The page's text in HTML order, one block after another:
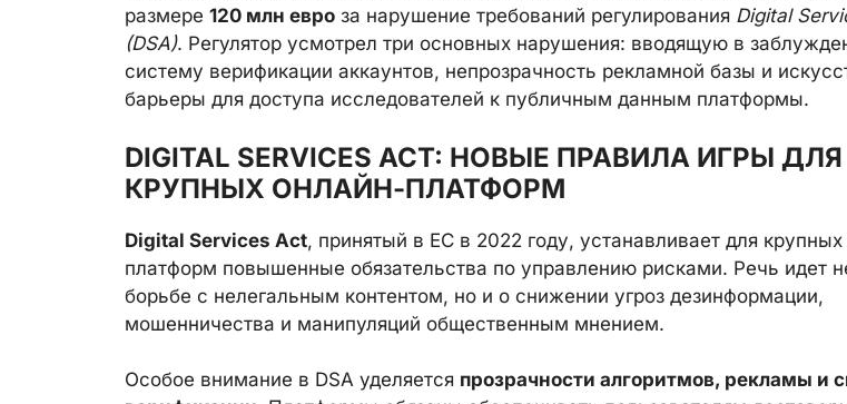
размере 120 млн евро за нарушение требований регулирования Digital
(DSA). Регулятор усмотрел три основных нарушения: вводящую в
систему верификации аккаунтов, непрозрачность рекламной базы и
барьеры для доступа исследователей к публичным данным платформы.
DIGITAL SERVICES ACT: НОВЫЕ ПРАВИЛА ИГРЫ ДЛЯ
КРУПНЫХ ОНЛАЙН-ПЛАТФОРМ
Digital Services Act, принятый в ЕС в 2022 году, устанавливает для
платформ повышенные обязательства по управлению рисками. Речь идет
борьбе с нелегальным контентом, но и о снижении угроз дезинформации,
мошенничества и манипуляций общественным мнением.
Особое внимание в DSA уделяется прозрачности алгоритмов, рекламы и